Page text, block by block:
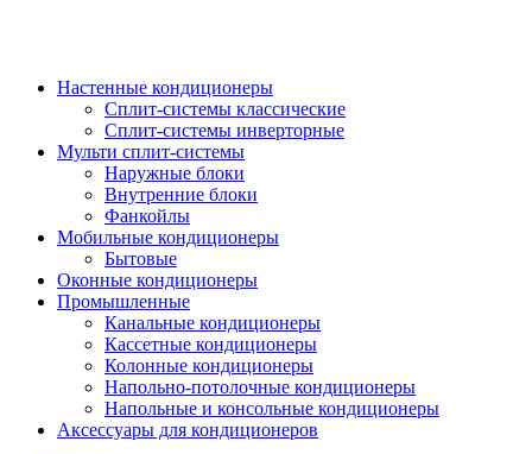
Настенные кондиционеры
Сплит-системы классические
Сплит-системы инверторные
Мульти сплит-системы
Наружные блоки
Внутренние блоки
Фанкойлы
Мобильные кондиционеры
Бытовые
Оконные кондиционеры
Промышленные
Канальные кондиционеры
Кассетные кондиционеры
Колонные кондиционеры
Напольно-потолочные кондиционеры
Напольные и консольные кондиционеры
Аксессуары для кондиционеров